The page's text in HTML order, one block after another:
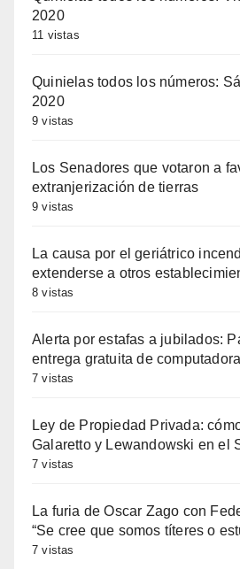
2020
11 vistas
Quinielas todos los números:
2020
9 vistas
Los Senadores que votaron a
extranjerización de tierras
9 vistas
La causa por el geriátrico
extenderse a otros
8 vistas
Alerta por estafas a jubilados:
entrega gratuita de
7 vistas
Ley de Propiedad Privada:
Galaretto y Lewandowski en el
7 vistas
La furia de Oscar Zago con
“Se cree que somos títeres o
7 vistas